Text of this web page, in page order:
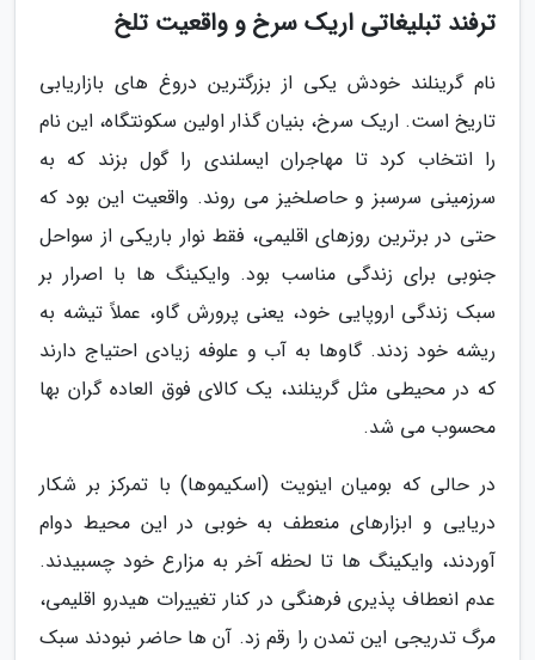
ترفند تبلیغاتی اریک سرخ و واقعیت تلخ
نام گرینلند خودش یکی از بزرگترین دروغ های بازاریابی
تاریخ است. اریک سرخ، بنیان گذار اولین سکونتگاه، این نام
را انتخاب کرد تا مهاجران ایسلندی را گول بزند که به
سرزمینی سرسبز و حاصلخیز می روند. واقعیت این بود که
حتی در برترین روزهای اقلیمی، فقط نوار باریکی از سواحل
جنوبی برای زندگی مناسب بود. وایکینگ ها با اصرار بر
سبک زندگی اروپایی خود، یعنی پرورش گاو، عملاً تیشه به
ریشه خود زدند. گاوها به آب و علوفه زیادی احتیاج دارند
که در محیطی مثل گرینلند، یک کالای فوق العاده گران بها
محسوب می شد.
در حالی که بومیان اینویت (اسکیموها) با تمرکز بر شکار
دریایی و ابزارهای منعطف به خوبی در این محیط دوام
آوردند، وایکینگ ها تا لحظه آخر به مزارع خود چسبیدند.
عدم انعطاف پذیری فرهنگی در کنار تغییرات هیدرو اقلیمی،
مرگ تدریجی این تمدن را رقم زد. آن ها حاضر نبودند سبک